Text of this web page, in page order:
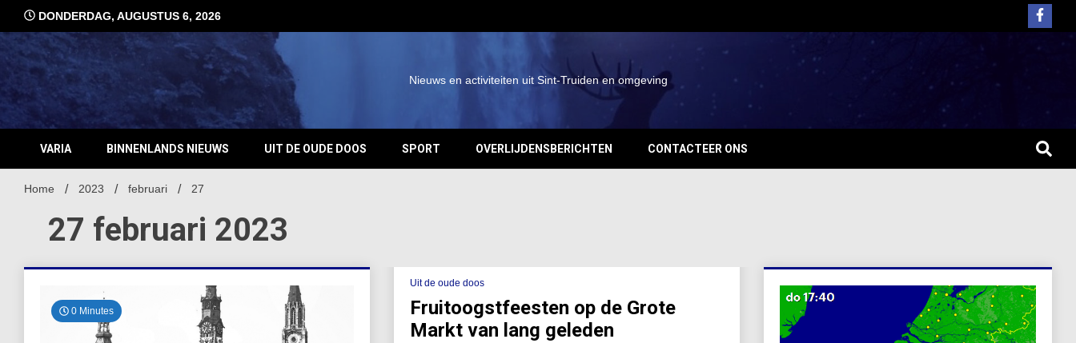
inhoud
DONDERDAG, AUGUSTUS 6, 2026
Nieuws en activiteiten uit Sint-Truiden en omgeving
VARIA BINNENLANDS NIEUWS UIT DE OUDE DOOS SPORT OVERLIJDENSBERICHTEN CONTACTEER ONS
Home 2023 februari 27
27 februari 2023
0 Minutes
Uit de oude doos
Fruitoogstfeesten op de Grote
Markt van lang geleden